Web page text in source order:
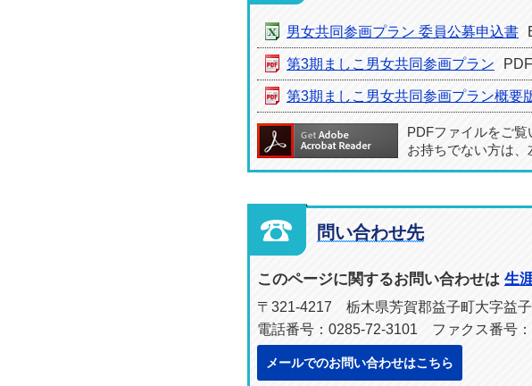
男女共同参画プラン 委員公募申込書
第3期ましこ男女共同参画プラン
第3期ましこ男女共同参画プラン概要
PDFファイルをご覧
お持ちでない方は
問い合わせ先
このページに関するお問い合わせは 生
〒321-4217 栃木県芳賀郡益子町大字益
電話番号：0285-72-3101 ファクス番号
メールでのお問い合わせはこちら